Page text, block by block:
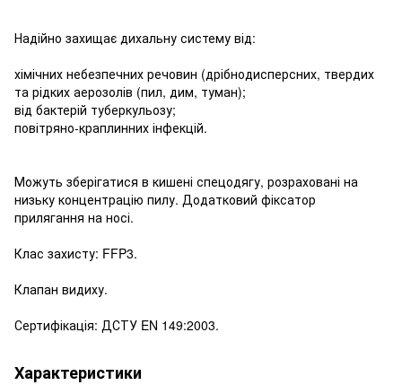
Надійно захищає дихальну систему від:
хімічних небезпечних речовин (дрібнодисперсних, твердих
та рідких аерозолів (пил, дим, туман);
від бактерій туберкульозу;
повітряно-краплинних інфекцій.
Можуть зберігатися в кишені спецодягу, розраховані на
низьку концентрацію пилу. Додатковий фіксатор
прилягання на носі.
Клас захисту: FFP3.
Клапан видиху.
Сертифікація: ДСТУ EN 149:2003.
Характеристики